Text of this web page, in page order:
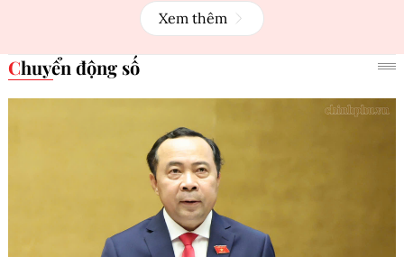
Xem thêm
Chuyển động số